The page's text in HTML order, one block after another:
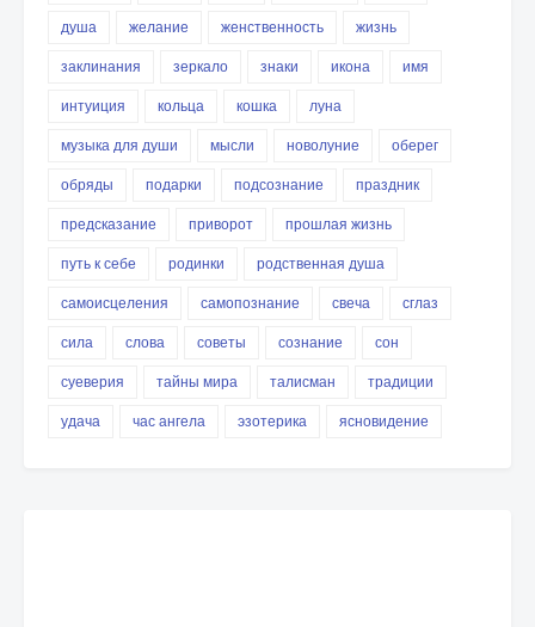
душа
желание женственность
жизнь
заклинания
зеркало знаки икона
имя
интуиция
кольца кошка
луна
музыка для души
мысли новолуние
оберег
обряды
подарки подсознание
праздник
предсказание
приворот
прошлая жизнь
путь к себе
родинки
родственная душа
самоисцеления
самопознание свеча
сглаз
сила
слова советы сознание
сон
суеверия
тайны мира талисман
традиции
удача
час ангела эзотерика ясновидение